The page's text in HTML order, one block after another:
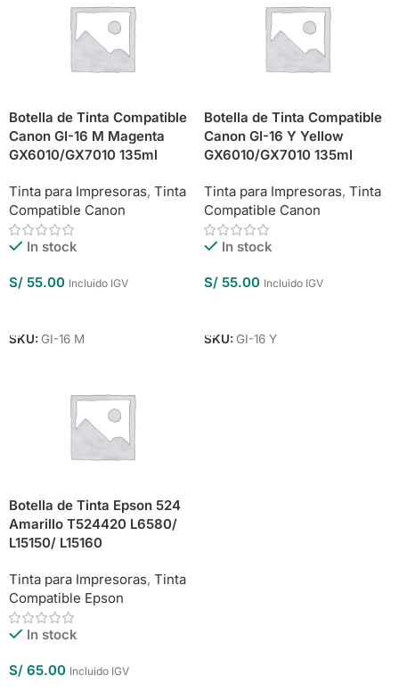
Botella de Tinta Compatible
Canon GI-16 M Magenta
GX6010/GX7010 135ml
Tinta para Impresoras, Tinta
Compatible Canon
In stock
S/ 55.00 Incluido IGV
SKU: GI-16 M
Botella de Tinta Compatible
Canon GI-16 Y Yellow
GX6010/GX7010 135ml
Tinta para Impresoras, Tinta
Compatible Canon
In stock
S/ 55.00 Incluido IGV
SKU: GI-16 Y
Botella de Tinta Epson 524
Amarillo T524420 L6580/
L15150/ L15160
Tinta para Impresoras, Tinta
Compatible Epson
In stock
S/ 65.00 Incluido IGV